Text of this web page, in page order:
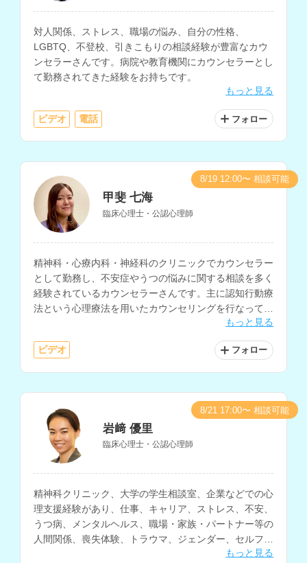
対人関係、ストレス、職場の悩み、自分の性格、
LGBTQ、不登校、引きこもりの相談経験が豊富なカウ
ンセラーさんです。病院や教育機関にカウンセラーとし
て勤務されてきた経験をお持ちです。
もっと見る
ビデオ 電話 フォロー
甲斐 七海
臨床心理士・公認心理師
精神科・心療内科・神経科のクリニックでカウンセラー
として勤務し、不安症やうつの悩みに関する相談を多く
経験されているカウンセラーさんです。主に認知行動療
法という心理療法を用いたカウンセリングを行なってお
もっと見る
ビデオ フォロー
8/19 12:00〜 相談可能
岩﨑 優里
臨床心理士・公認心理師
精神科クリニック、大学の学生相談室、企業などでの心
理支援経験があり、仕事、キャリア、ストレス、不安、
うつ病、メンタルヘルス、職場・家族・パートナー等の
人間関係、喪失体験、トラウマ、ジェンダー、セルフケ
ア、自己肯定感、異文化適応、海外生活・移住に関する
もっと見る
8/21 17:00〜 相談可能